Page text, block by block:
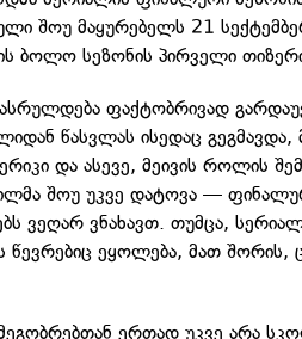
შოუ მაყურებელს 21
ბოლო სეზონის პირველი
ფაქტობრივად
წასვლას ისედაც
და ასევე, მეივის როლის
შოუ უკვე დატოვა —
ვეღარ ვნახავთ. თუმცა,
წევრებიც ეყოლება, მათ შორის,
ერთად უკვე არა